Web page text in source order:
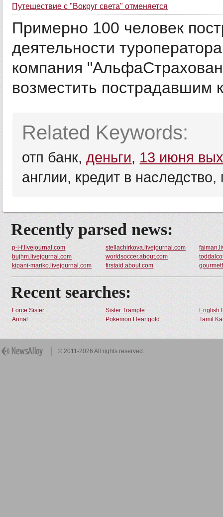
Путешествие с "Вокруг света" отменяется
Примерно 100 человек
деятельности
компания
возместить пострадавшим
Related Keywords:
отп банк,деньги, 13 июня
англии, кредит в
Recently parsed news:
p-i-f.livejournal.com stellachirkova.livejournal.com
bujhm.livejournal.com
worldsoccer.about.com
kipani-mariko.livejournal.com
firstaid.about.com
Recent searches:
Force Sister Sister Trample
English
Annal
Pokemon Heartgold Tamil
© 2011-2026 All rights reserved.